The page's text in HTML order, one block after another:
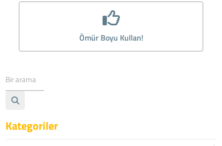
Ömür Boyu Kullan!
Kategoriler